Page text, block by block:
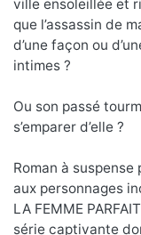
ville ensoleillée et
que l’assassin de
d’une façon ou
intimes ?
Ou son passé
s’emparer d’elle ?
Roman à
aux personnages
LA FEMME
série captivante